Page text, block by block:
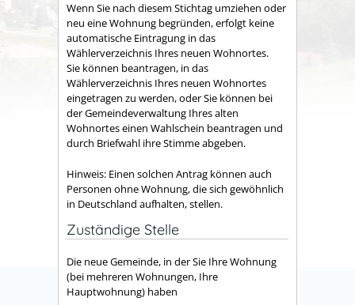
Wenn Sie nach diesem Stichtag umziehen oder
neu eine Wohnung begründen, erfolgt keine
automatische Eintragung in das
Wählerverzeichnis Ihres neuen Wohnortes.
Sie können beantragen, in das
Wählerverzeichnis Ihres neuen Wohnortes
eingetragen zu werden, oder Sie können bei
der Gemeindeverwaltung Ihres alten
Wohnortes einen Wahlschein beantragen und
durch Briefwahl ihre Stimme abgeben.
Hinweis: Einen solchen Antrag können auch
Personen ohne Wohnung, die sich gewöhnlich
in Deutschland aufhalten, stellen.
Zuständige Stelle
Die neue Gemeinde, in der Sie Ihre Wohnung
(bei mehreren Wohnungen, Ihre
Hauptwohnung) haben